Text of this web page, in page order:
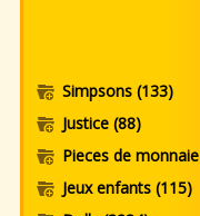
Simpsons (133)
Justice (88)
Pieces de monnaie
Jeux enfants (115)